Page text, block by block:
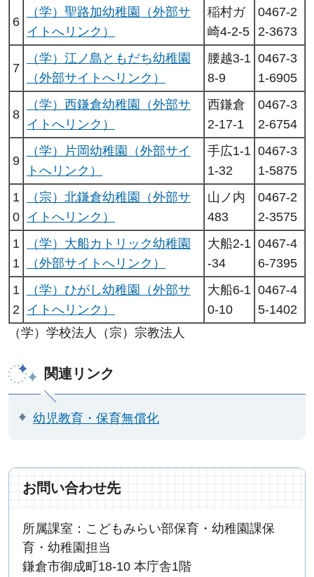
6
（学）聖路加幼稚園（外部サ
イトへリンク）
稲村ガ
崎4-2-5
0467-2
2-3673
7
（学）江ノ島ともだち幼稚園
（外部サイトへリンク）
腰越3-1
8-9
0467-3
1-6905
8
（学）西鎌倉幼稚園（外部サ
イトへリンク）
西鎌倉
2-17-1
0467-3
2-6754
9
（学）片岡幼稚園（外部サイ
トへリンク）
手広1-1
1-32
0467-3
1-5875
1
0
（宗）北鎌倉幼稚園（外部サ
イトへリンク）
山ノ内
483
0467-2
2-3575
1
1
（学）大船カトリック幼稚園
（外部サイトへリンク）
大船2-1
-34
0467-4
6-7395
1
2
（学）ひがし幼稚園（外部サ
イトへリンク）
大船6-1
0-10
0467-4
5-1402
（学）学校法人（宗）宗教法人
関連リンク
幼児教育・保育無償化
お問い合わせ先
所属課室：こどもみらい部保育・幼稚園課保
育・幼稚園担当
鎌倉市御成町18-10 本庁舎1階